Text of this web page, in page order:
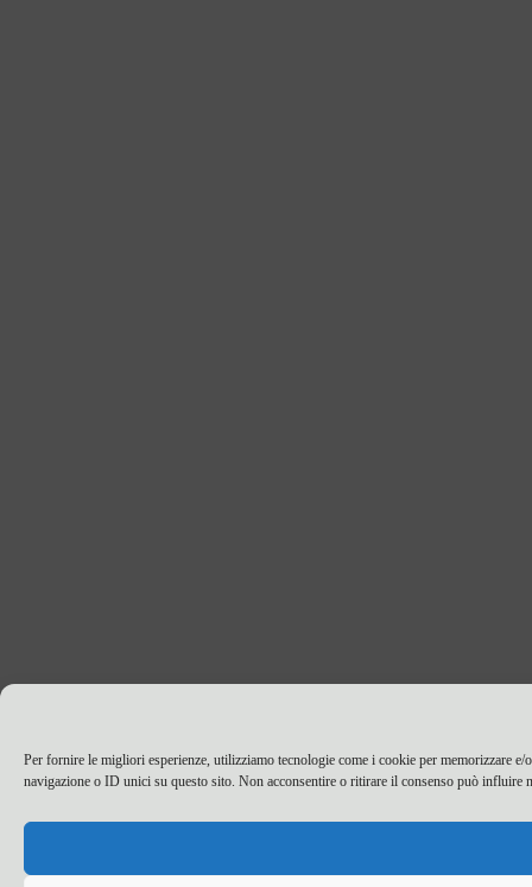
Per fornire le migliori esperienze, utilizziamo tecnologie come i cookie per memorizzare
navigazione o ID unici su questo sito. Non acconsentire o ritirare il consenso può influire